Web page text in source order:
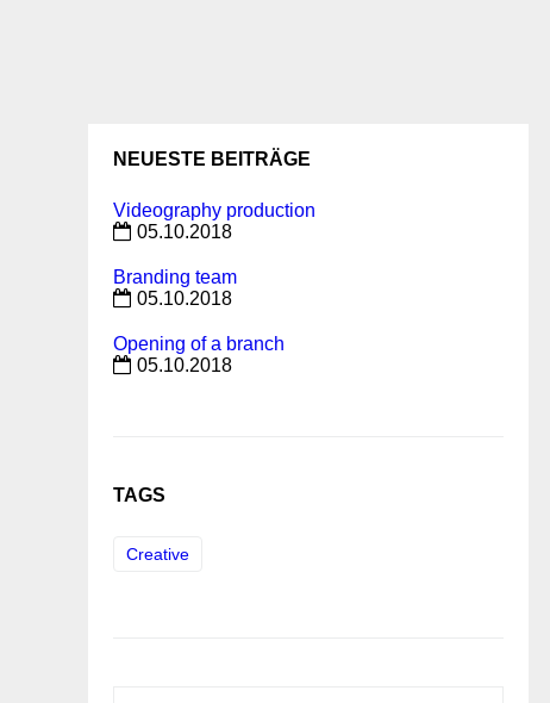
NEUESTE BEITRÄGE
Videography production
05.10.2018
Branding team
05.10.2018
Opening of a branch
05.10.2018
TAGS
Creative